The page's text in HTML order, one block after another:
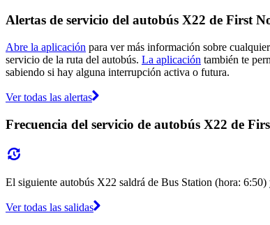
Alertas de servicio del autobús X22 de First
Abre la aplicación para ver más información sobre
servicio de la ruta del autobús. La aplicación también te
sabiendo si hay alguna interrupción activa o futura.
Ver todas las alertas
Frecuencia del servicio de autobús X22 de
El siguiente autobús X22 saldrá de Bus Station (hora:
Ver todas las salidas